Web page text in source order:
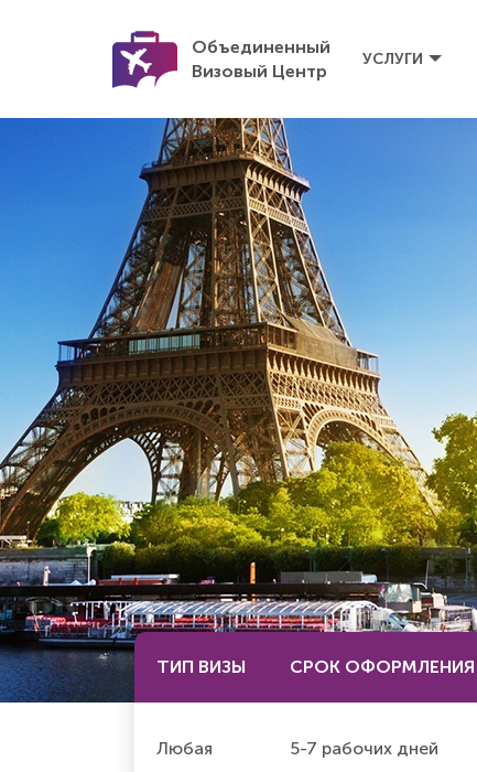
Объединенный
Визовый Центр
УСЛУГИ
ТИП ВИЗЫ СРОК ОФОРМЛЕНИЯ
Любая 5-7 рабочих дней